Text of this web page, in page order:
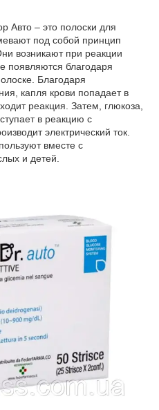
Авто – это полоски для
под собой принцип
возникают при реакции
появляются благодаря
Благодаря
капля крови попадает в
реакция. Затем, глюкоза,
в реакцию с
электрический ток.
вместе с
и детей.